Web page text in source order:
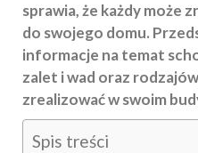
sprawia, że każdy może
do swojego domu.
informacje na temat
zalet i wad oraz
zrealizować w swoim
Spis treści